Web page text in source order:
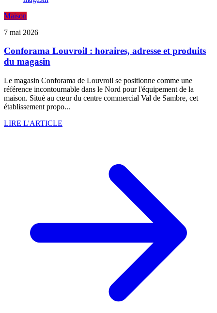
Maison
7 mai 2026
Conforama Louvroil : horaires, adresse et produits
du magasin
Le magasin Conforama de Louvroil se positionne comme une
référence incontournable dans le Nord pour l'équipement de la
maison. Situé au cœur du centre commercial Val de Sambre, cet
établissement propo...
LIRE L'ARTICLE